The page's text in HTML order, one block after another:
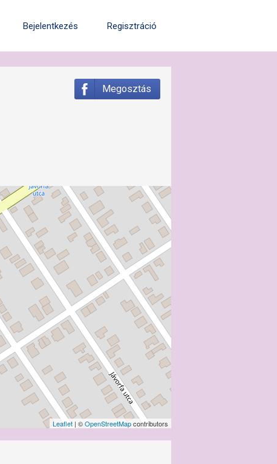
Bejelentkezés Regisztráció
Megosztás
Leaflet | ©OpenStreetMapcontributors